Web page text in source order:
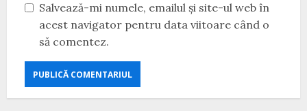
Salvează-mi numele, emailul și site-ul web în
acest navigator pentru data viitoare când o
să comentez.